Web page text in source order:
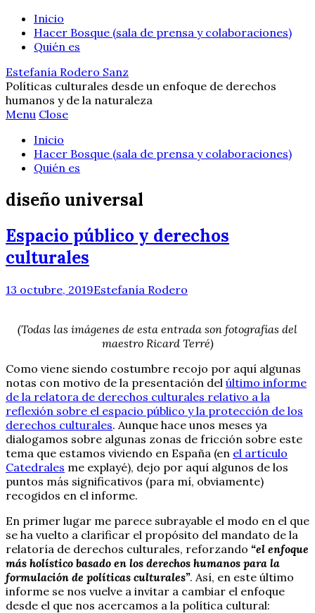
Inicio
Hacer Bosque (sala de prensa y colaboraciones)
Quién es
Estefanía Rodero Sanz
Políticas culturales desde un enfoque de derechos
humanos y de la naturaleza
Menu Close
Inicio
Hacer Bosque (sala de prensa y colaboraciones)
Quién es
diseño universal
Espacio público y derechos
culturales
13 octubre, 2019Estefanía Rodero
(Todas las imágenes de esta entrada son fotografías del
maestro Ricard Terré)
Como viene siendo costumbre recojo por aquí algunas
notas con motivo de la presentación del último informe
de la relatora de derechos culturales relativo a la
reflexión sobre el espacio público y la protección de los
derechos culturales. Aunque hace unos meses ya
dialogamos sobre algunas zonas de fricción sobre este
tema que estamos viviendo en España (en el artículo
Catedrales me explayé), dejo por aquí algunos de los
puntos más significativos (para mí, obviamente)
recogidos en el informe.
En primer lugar me parece subrayable el modo en el que
se ha vuelto a clarificar el propósito del mandato de la
relatoría de derechos culturales, reforzando “el enfoque
más holístico basado en los derechos humanos para la
formulación de políticas culturales”. Así, en este último
informe se nos vuelve a invitar a cambiar el enfoque
desde el que nos acercamos a la política cultural: